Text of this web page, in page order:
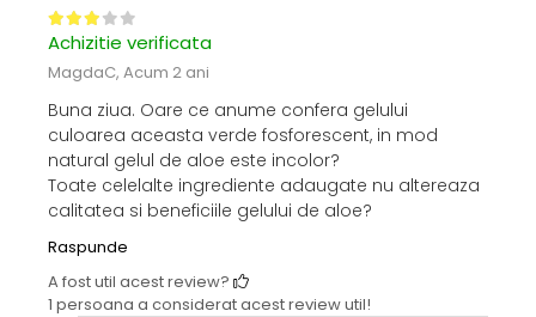
Achizitie verificata
MagdaC, Acum 2 ani
Buna ziua. Oare ce anume confera gelului
culoarea aceasta verde fosforescent, in mod
natural gelul de aloe este incolor?
Toate celelalte ingrediente adaugate nu altereaza
calitatea si beneficiile gelului de aloe?
Raspunde
A fost util acest review?
1 persoana a considerat acest review util!